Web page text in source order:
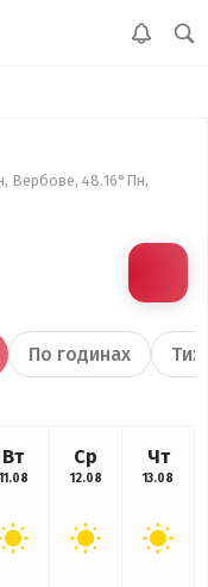
Вербове, 48.16°Пн,
По годинах
Вт
11.08
Ср
12.08
Чт
13.08